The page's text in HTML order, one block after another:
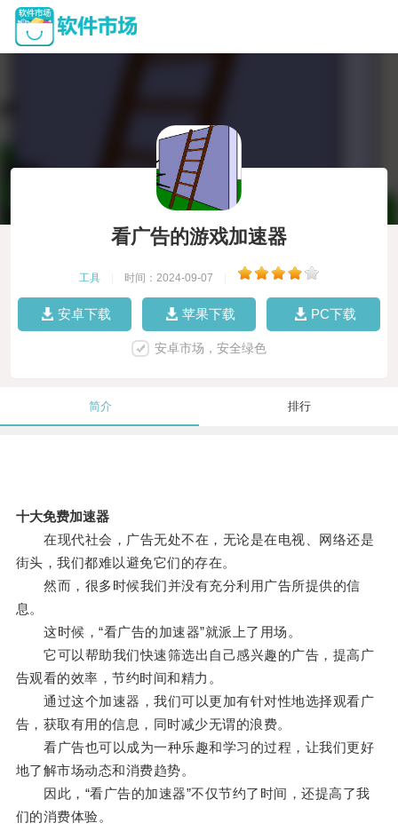
看广告的游戏加速器
工具 时间：2024-09-07
安卓下载 苹果下载 PC下载
安卓市场，安全绿色
简介 排行
十大免费加速器
在现代社会，广告无处不在，无论是在电视、网络还是
街头，我们都难以避免它们的存在。
然而，很多时候我们并没有充分利用广告所提供的信
息。
这时候，“看广告的加速器”就派上了用场。
它可以帮助我们快速筛选出自己感兴趣的广告，提高广
告观看的效率，节约时间和精力。
通过这个加速器，我们可以更加有针对性地选择观看广
告，获取有用的信息，同时减少无谓的浪费。
看广告也可以成为一种乐趣和学习的过程，让我们更好
地了解市场动态和消费趋势。
因此，“看广告的加速器”不仅节约了时间，还提高了我
们的消费体验。